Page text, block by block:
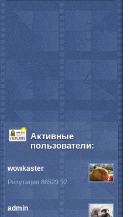
Активные
пользователи:
wowkaster
Репутация 86529.92
admin